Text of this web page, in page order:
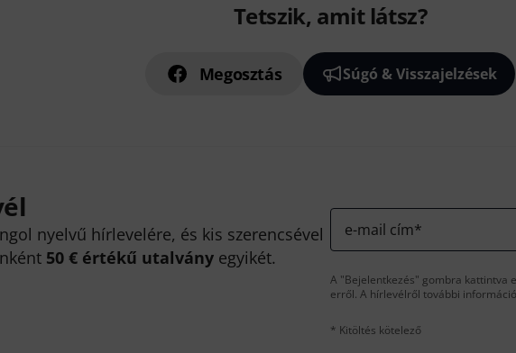
Tetszik, amit látsz?
Megosztás Súgó & Visszajelzések
nyelvű hírlevelére, és kis szerencsével
50 € értékű utalvány egyikét.
e-mail cím*
A "Bejelentkezés" gombra kattintva
erről. A hírlevélről további
* Kitöltés kötelező